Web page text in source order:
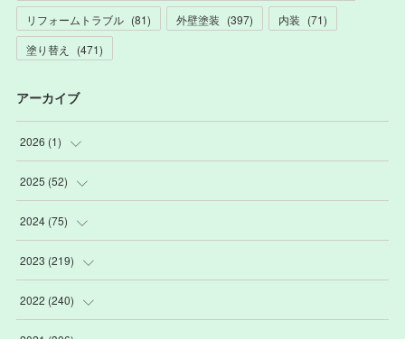
リフォームトラブル (81) 外壁塗装 (397) 内装 (71)
塗り替え
(471)
アーカイブ
2026 (1)
(1
2025 (52)
(3
(2)
(6)
(22
2024 (75)
(9)
(13
(12
2023 (219)
(20
2022 (240)